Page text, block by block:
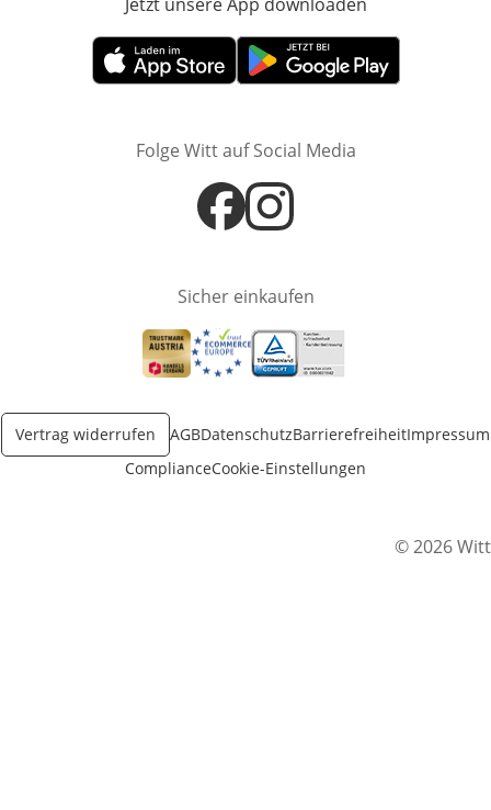
Öffnet in neuem FensterÖffnet in neuem Fenster
Folge Witt auf Social Media
Öffnet in neuem Fenster
Öffnet in neuem Fenster
Sicher einkaufen
Öffnet in neuem Fenster
Öffnet in neuem Fenster
Öffnet in neuem Fenster
Vertrag widerrufen AGBDatenschutzBarrierefreiheitImpressum
ComplianceCookie-Einstellungen
© 2026 Witt